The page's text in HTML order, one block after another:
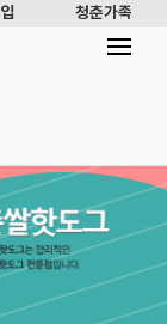
청춘가족